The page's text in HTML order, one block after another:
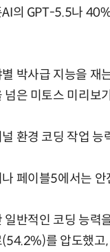
AI의 GPT-5.5나
박사급 지능을 재
넘은 미토스 미리보
널 환경 코딩 작업
페이블5에서는
일반적인 코딩 능
(54.2%)를 압도했고